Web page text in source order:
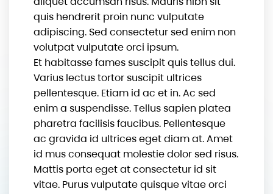
quis hendrerit proin nunc vulputate
adipiscing. Sed consectetur sed enim non
volutpat vulputate orci ipsum.
Et habitasse fames suscipit quis tellus dui.
Varius lectus tortor suscipit ultrices
pellentesque. Etiam id ac et in. Ac sed
enim a suspendisse. Tellus sapien platea
pharetra facilisis faucibus. Pellentesque
ac gravida id ultrices eget diam at. Amet
id mus consequat molestie dolor sed risus.
Mattis porta eget at consectetur id sit
vitae. Purus vulputate quisque vitae orci